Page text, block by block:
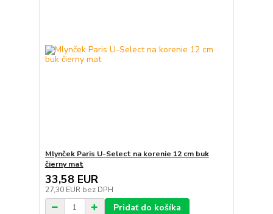
Mlynček Paris U-Select na korenie 12 cm buk
čierny mat
33,58 EUR
27,30 EUR bez DPH
Pridať do košíka